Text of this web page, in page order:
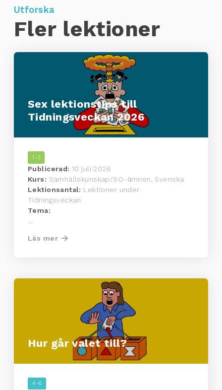
Utforska
Fler lektioner
Sex lektionstips till
Tidningsveckan 2026
1-3
Publicerad: 10 juli 2026
Kurs: Samhällskunskap/SO-ämnen, Svenska
Lektionsantal: Lektioner under
Tidningsveckan
Tema:
Läs mer
Hur går valet till?
4-6